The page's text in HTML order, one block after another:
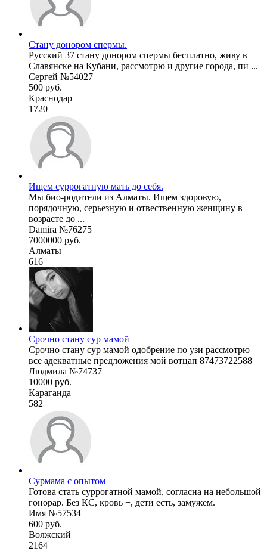
Стану донором спермы.
Русский 37 стану донором спермы бесплатно, живу в
Славянске на Кубани, рассмотрю и другие города, пи ...
Сергей №54027
500 руб.
Краснодар
1720
Ищем суррогатную мать до себя.
Мы био-родители из Алматы. Ищем здоровую,
порядочную, серьезную и отвественную женщину в
возрасте до ...
Damira №76275
7000000 руб.
Алматы
616
Срочно стану сур мамой
Срочно стану сур мамой одобрение по узи рассмотрю
все адекватные предложения мой вотцап 87473722588
Людмила №74737
10000 руб.
Караганда
582
Сурмама с опытом
Готова стать суррогатной мамой, согласна на небольшой
гонорар. Без КС, кровь +, дети есть, замужем.
Имя №57534
600 руб.
Волжский
2164